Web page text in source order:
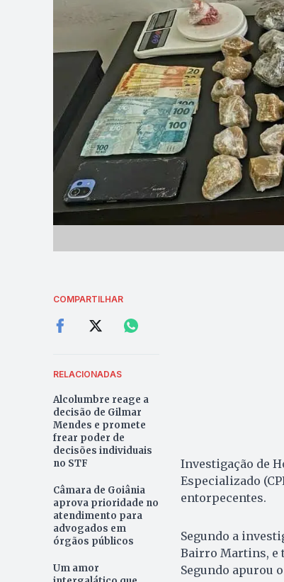
COMPARTILHAR
RELACIONADAS
Alcolumbre reage a
decisão de Gilmar
Mendes e promete
frear poder de
decisões individuais
no STF
Câmara de Goiânia
aprova prioridade no
atendimento para
advogados em
órgãos públicos
Um amor
Investigação de
Especializado
entorpecentes.
Segundo a
Bairro Martins, e
Segundo apurou o